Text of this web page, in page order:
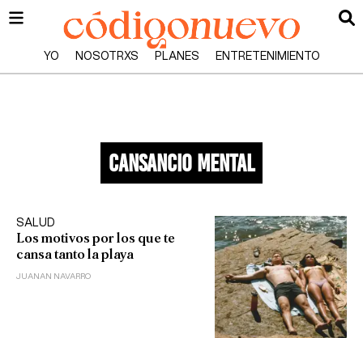
YO NOSOTRXS PLANES ENTRETENIMIENTO
cansancio mental
SALUD
Los motivos por los que te
cansa tanto la playa
JUANAN NAVARRO